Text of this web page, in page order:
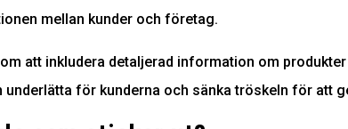
mellan kunder och företag.
att inkludera detaljerad information om
för kunderna och sänka tröskeln för att